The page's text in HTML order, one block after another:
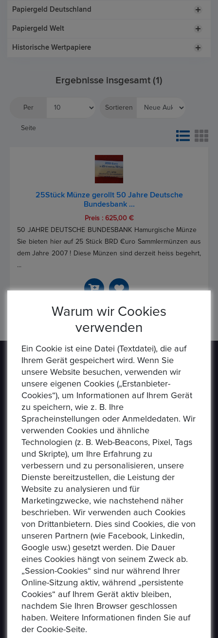
Papiergeld Deutschland
Papiergeld Welt
Historische Wertpapiere
Ergebnisse insgesamt (1)
Per
Seite
Sortieren
25Stück Münze gerollt 50 Jahre Deutsche
Bundesbank ...
Preis : 625,00 €
50 JAHRE DEUTSCHE BUNDESBANK Hamurgische Münze
Sie bieten hier auf 25 Stück BRD €uro Sammlermünzen aus
dem Jahre 2007 ! Diese Münzen sind derzeit heiss begehrt,
...
Anzahl von Artikeln: / Seiten 1 von 1
Epoxa ist eine Online-Plattform, mit der Benutzer
Münzen, Medaillen, Edelmetalle und andere
Sammlerstücke auf einer E-Auction-Plattform in den
Formaten Jetzt kaufen / Angebot / Gebot kaufen und
verkaufen können. Epoxa bietet zusätzlich einen
Umtauschservice von DM zu EUR an. Mit diesem
Service können Personen, die sich weit entfernt von
den regionalen Standorten der Bundesbank befinden
(www.ezb.europa.eu), ihre DM-Währung in Euro
umtauschen.
Warum wir Cookies
verwenden
Ein Cookie ist eine Datei (Textdatei), die auf
Ihrem Gerät gespeichert wird. Wenn Sie
unsere Website besuchen, verwenden wir
unsere eigenen Cookies („Erstanbieter-
Cookies“), um Informationen auf Ihrem Gerät
zu speichern, wie z. B. Ihre
Spracheinstellungen oder Anmeldedaten. Wir
verwenden Cookies und ähnliche
Technologien (z. B. Web-Beacons, Pixel, Tags
und Skripte), um Ihre Erfahrung zu
verbessern und zu personalisieren, unsere
Dienste bereitzustellen, die Leistung der
Website zu analysieren und für
Marketingzwecke, wie nachstehend näher
beschrieben. Wir verwenden auch Cookies
von Drittanbietern. Dies sind Cookies, die von
unseren Partnern (wie Facebook, Linkedin,
Google usw.) gesetzt werden. Die Dauer
eines Cookies hängt von seinem Zweck ab.
„Session-Cookies“ sind nur während Ihrer
Online-Sitzung aktiv, während „persistente
Cookies“ auf Ihrem Gerät aktiv bleiben,
nachdem Sie Ihren Browser geschlossen
haben. Weitere Informationen finden Sie auf
der Cookie-Seite.